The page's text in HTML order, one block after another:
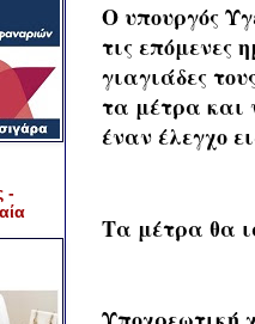
Ο υπουργός
τις επόμενες
γιαγιάδες
τα μέτρα και
έναν έλεγχο
Τα μέτρα θα
-